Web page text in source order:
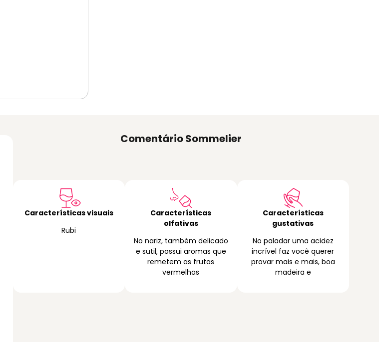
Comentário Sommelier
Características visuais
Rubi
Características
olfativas
No nariz, também delicado
e sutil, possui aromas que
remetem as frutas
vermelhas
Características
gustativas
No paladar uma acidez
incrível faz você querer
provar mais e mais, boa
madeira e